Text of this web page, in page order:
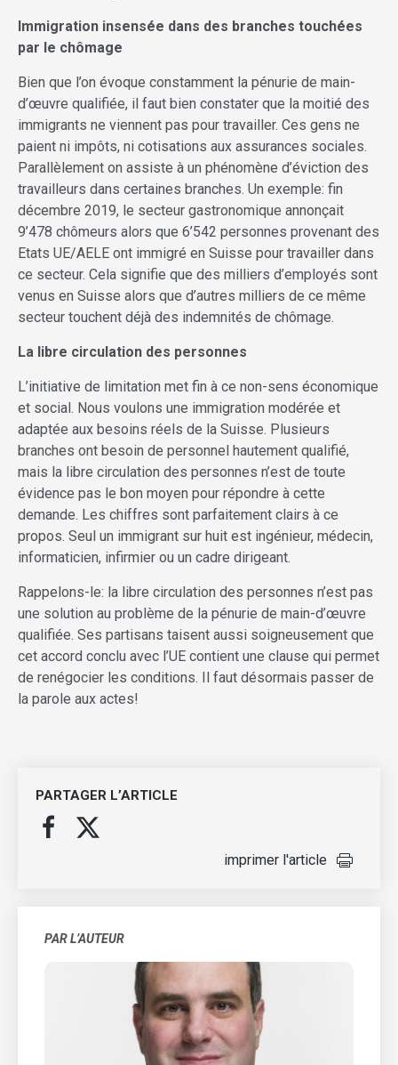
Immigration insensée dans des branches touchées
par le chômage
Bien que l’on évoque constamment la pénurie de main-
d’œuvre qualifiée, il faut bien constater que la moitié des
immigrants ne viennent pas pour travailler. Ces gens ne
paient ni impôts, ni cotisations aux assurances sociales.
Parallèlement on assiste à un phénomène d’éviction des
travailleurs dans certaines branches. Un exemple: fin
décembre 2019, le secteur gastronomique annonçait
9’478 chômeurs alors que 6’542 personnes provenant des
Etats UE/AELE ont immigré en Suisse pour travailler dans
ce secteur. Cela signifie que des milliers d’employés sont
venus en Suisse alors que d’autres milliers de ce même
secteur touchent déjà des indemnités de chômage.
La libre circulation des personnes
L’initiative de limitation met fin à ce non-sens économique
et social. Nous voulons une immigration modérée et
adaptée aux besoins réels de la Suisse. Plusieurs
branches ont besoin de personnel hautement qualifié,
mais la libre circulation des personnes n’est de toute
évidence pas le bon moyen pour répondre à cette
demande. Les chiffres sont parfaitement clairs à ce
propos. Seul un immigrant sur huit est ingénieur, médecin,
informaticien, infirmier ou un cadre dirigeant.
Rappelons-le: la libre circulation des personnes n’est pas
une solution au problème de la pénurie de main-d’œuvre
qualifiée. Ses partisans taisent aussi soigneusement que
cet accord conclu avec l’UE contient une clause qui permet
de renégocier les conditions. Il faut désormais passer de
la parole aux actes!
PARTAGER L’ARTICLE
imprimer l'article
PAR L’AUTEUR